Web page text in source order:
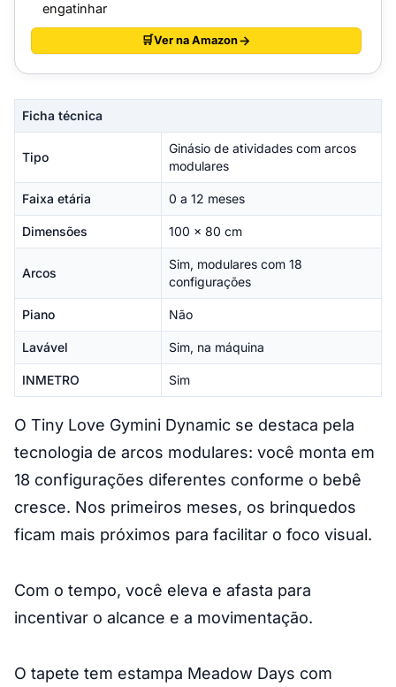
engatinhar
Ver na Amazon
Ficha técnica
Tipo
Ginásio de atividades com arcos
modulares
Faixa etária 0 a 12 meses
Dimensões 100 x 80 cm
Arcos
Sim, modulares com 18
configurações
Piano Não
Lavável Sim, na máquina
INMETRO Sim
O Tiny Love Gymini Dynamic se destaca pela
tecnologia de arcos modulares: você monta em
18 configurações diferentes conforme o bebê
cresce. Nos primeiros meses, os brinquedos
ficam mais próximos para facilitar o foco visual.
Com o tempo, você eleva e afasta para
incentivar o alcance e a movimentação.
O tapete tem estampa Meadow Days com